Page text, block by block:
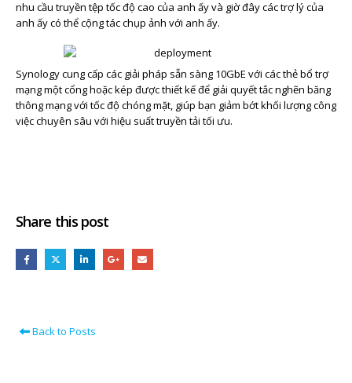
nhu cầu truyền tệp tốc độ cao của anh ấy và giờ đây các trợ lý của
anh ấy có thể cộng tác chụp ảnh với anh ấy.
Synology cung cấp các giải pháp sẵn sàng 10GbE với các thẻ bổ trợ
mạng mộtcổng hoặc kép được thiết kế để giải quyết tắc nghẽn băng
thông mạng với tốc độ chóng mặt, giúp bạn giảm bớt khối lượng công
việc chuyên sâu với hiệu suất truyền tải tối ưu.
Share this post
Back to Posts